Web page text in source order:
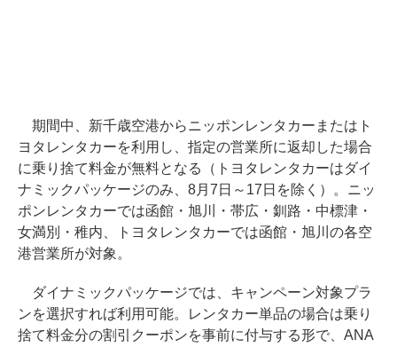
期間中、新千歳空港からニッポンレンタカーまたはト
ヨタレンタカーを利用し、指定の営業所に返却した場合
に乗り捨て料金が無料となる（トヨタレンタカーはダイ
ナミックパッケージのみ、8月7日～17日を除く）。ニッ
ポンレンタカーでは函館・旭川・帯広・釧路・中標津・
女満別・稚内、トヨタレンタカーでは函館・旭川の各空
港営業所が対象。
ダイナミックパッケージでは、キャンペーン対象プラ
ンを選択すれば利用可能。レンタカー単品の場合は乗り
捨て料金分の割引クーポンを事前に付与する形で、ANA